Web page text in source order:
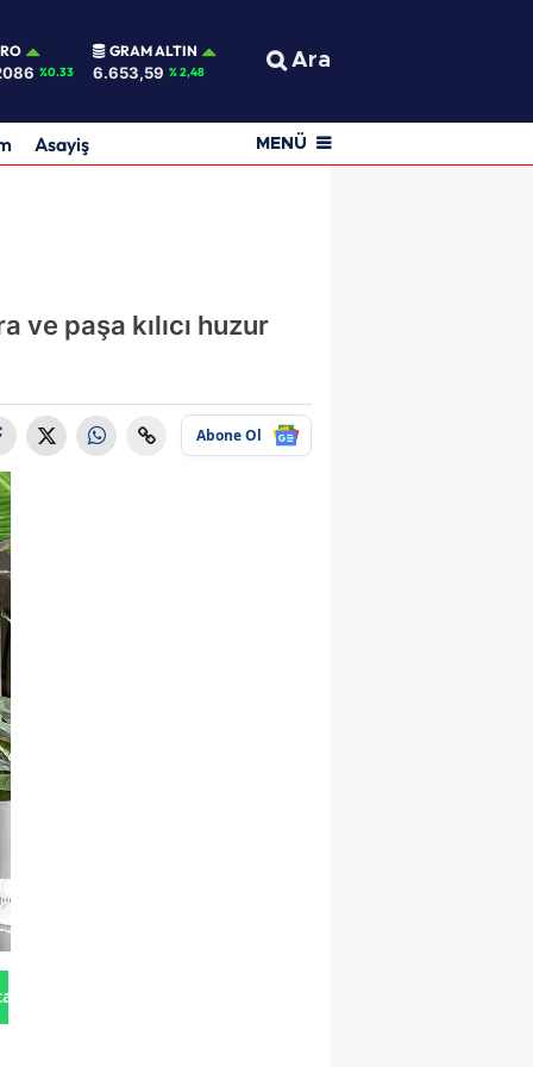
%0.33
GRAM ALTIN
6.653,59 % 2,48 Ara
Asayiş MENÜ
paşa kılıcı huzur
Abone Ol
Gönder